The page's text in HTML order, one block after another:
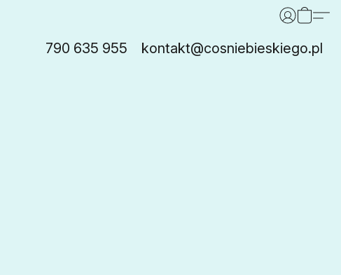
790 635 955 kontakt@cosniebieskiego.pl